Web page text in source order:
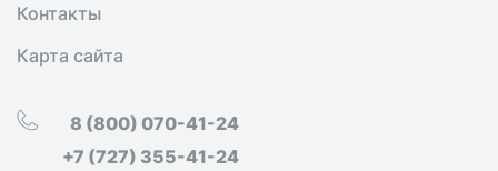
Контакты
Карта сайта
8 (800) 070-41-24
+7 (727) 355-41-24